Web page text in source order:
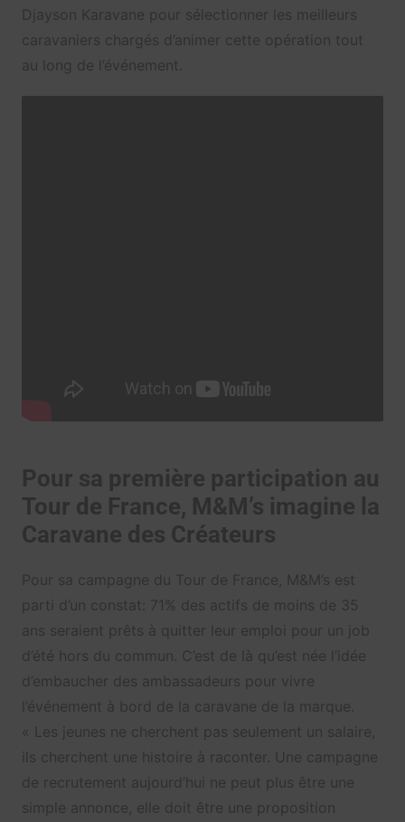
Djayson Karavane pour sélectionner les meilleurs
caravaniers chargés d’animer cette opération tout
au long de l’événement.
Pour sa première participation au
Tour de France, M&M’s imagine la
Caravane des Créateurs
Pour sa campagne du Tour de France, M&M’s est
parti d’un constat: 71% des actifs de moins de 35
ans seraient prêts à quitter leur emploi pour un job
d’été hors du commun. C’est de là qu’est née l’idée
d’embaucher des ambassadeurs pour vivre
l’événement à bord de la caravane de la marque.
« Les jeunes ne cherchent pas seulement un salaire,
ils cherchent une histoire à raconter. Une campagne
de recrutement aujourd’hui ne peut plus être une
simple annonce, elle doit être une proposition